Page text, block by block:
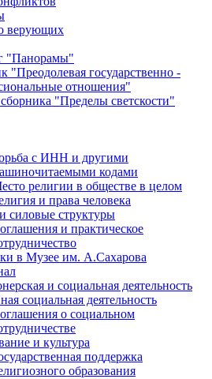
верующих
"Панорамы"
"Преодолевая государственно -
отношения"
"Пределы светскости"
с ИНН и другими
кодами
религии в обществе в целом
и права человека
силовые структуры
и практическое
в Музее им. А.Сахарова
и социальная деятельность
социальная деятельность
о социальном
и культура
поддержка
образования